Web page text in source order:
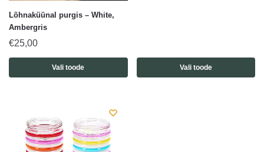
Lõhnaküünal purgis – White,
Ambergris
€25,00
Vali toode Vali toode